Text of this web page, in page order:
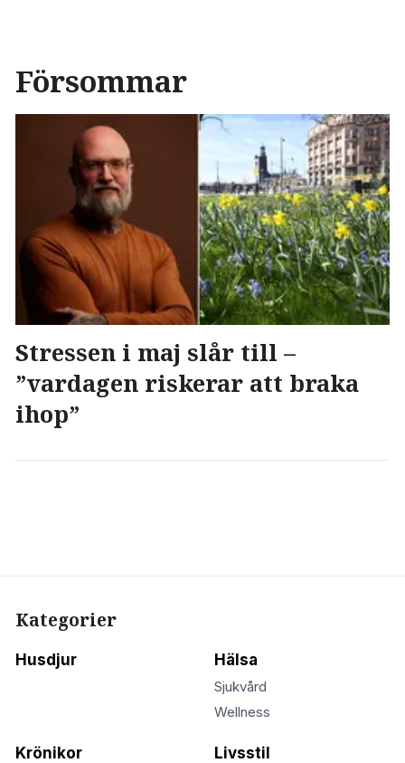
Försommar
Stressen i maj slår till –
”vardagen riskerar att braka
ihop”
Kategorier
Husdjur Hälsa
Sjukvård
Wellness
Krönikor Livsstil